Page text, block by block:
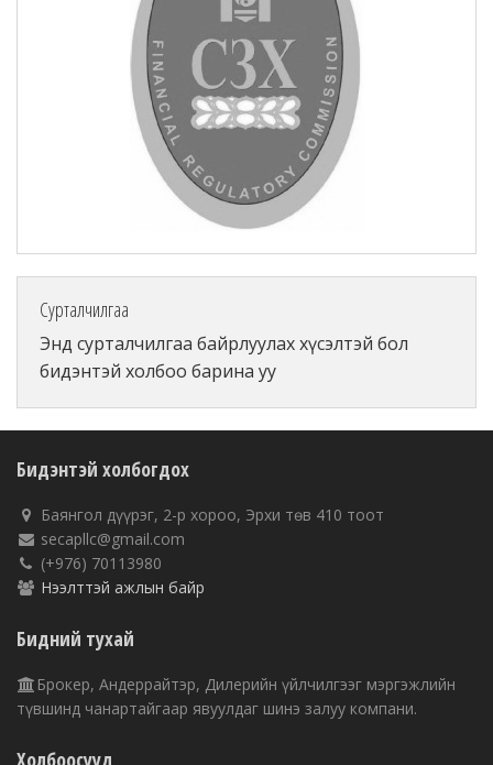
Сурталчилгаа
Энд сурталчилгаа байрлуулах хүсэлтэй бол
бидэнтэй холбоо барина уу
Бидэнтэй холбогдох
Баянгол дүүрэг, 2-р хороо, Эрхи төв 410 тоот
secapllc@gmail.com
(+976) 70113980
Нээлттэй ажлын байр
Бидний тухай
Брокер, Андеррайтэр, Дилерийн үйлчилгээг мэргэжлийн
түвшинд чанартайгаар явуулдаг шинэ залуу компани.